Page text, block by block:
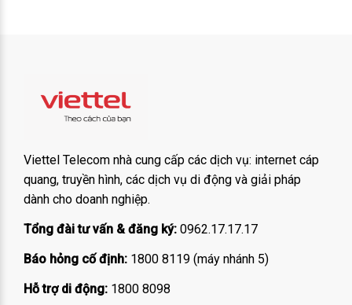
Viettel Telecom nhà cung cấp các dịch vụ: internet cáp
quang, truyền hình, các dịch vụ di động và giải pháp
dành cho doanh nghiệp.
Tổng đài tư vấn & đăng ký: 0962.17.17.17
Báo hỏng cố định: 1800 8119 (máy nhánh 5)
Hỗ trợ di động: 1800 8098